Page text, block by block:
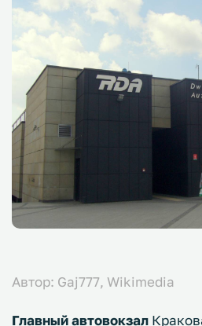
Автор: Gaj777, Wikimedia
Главный автовокзал